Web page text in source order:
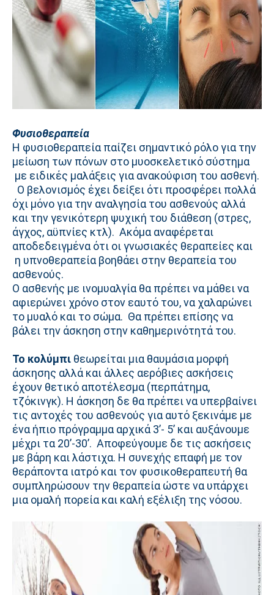
Φυσιοθεραπεία
Η φυσιοθεραπεία παίζει σημαντικό ρόλο για την
μείωση των πόνων στο μυοσκελετικό σύστημα
με ειδικές μαλάξεις για ανακούφιση του ασθενή.
Ο βελονισμός έχει δείξει ότι προσφέρει πολλά
όχι μόνο για την αναλγησία του ασθενούς αλλά
και την γενικότερη ψυχική του διάθεση (στρες,
άγχος, αϋπνίες κτλ). Ακόμα αναφέρεται
αποδεδειγμένα ότι οι γνωσιακές θεραπείες και
η υπνοθεραπεία βοηθάει στην θεραπεία του
ασθενούς.
Ο ασθενής με ινομυαλγία θα πρέπει να μάθει να
αφιερώνει χρόνο στον εαυτό του, να χαλαρώνει
το μυαλό και το σώμα. Θα πρέπει επίσης να
βάλει την άσκηση στην καθημερινότητά του.
Το κολύμπι θεωρείται μια θαυμάσια μορφή
άσκησης αλλά και άλλες αερόβιες ασκήσεις
έχουν θετικό αποτέλεσμα (περπάτημα,
τζόκινγκ). Η άσκηση δε θα πρέπει να υπερβαίνει
τις αντοχές του ασθενούς για αυτό ξεκινάμε με
ένα ήπιο πρόγραμμα αρχικά 3’- 5’ και αυξάνουμε
μέχρι τα 20’-30’. Αποφεύγουμε δε τις ασκήσεις
με βάρη και λάστιχα. Η συνεχής επαφή με τον
θεράποντα ιατρό και τον φυσικοθεραπευτή θα
συμπληρώσουν την θεραπεία ώστε να υπάρχει
μια ομαλή πορεία και καλή εξέλιξη της νόσου.